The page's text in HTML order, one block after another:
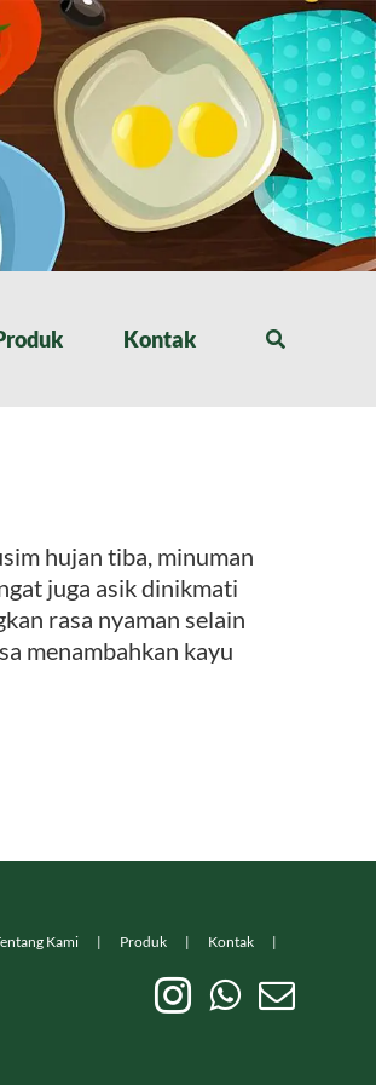
Kontak
hujan tiba, minuman
juga asik dinikmati
rasa nyaman selain
menambahkan kayu
Kami Produk Kontak